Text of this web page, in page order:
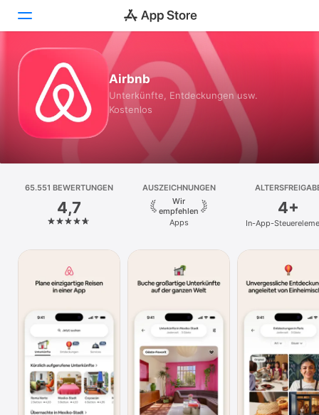
Heute
Spiele
Arcade
Suchen
Plattform
Mac
TV
Airbnb
Unterkünfte, Entdeckungen usw.
Kostenlos
65.551 BEWERTUNGEN
4,7
AUSZEICHNUNGEN
Wir
empfehlen
Apps
4+
In-App-